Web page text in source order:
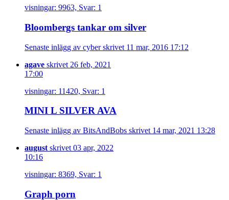
visningar: 9963, Svar: 1
Bloombergs tankar om silver
Senaste inlägg av cyber skrivet 11 mar, 2016 17:12
agave skrivet 26 feb, 2021
17:00
visningar: 11420, Svar: 1
MINI L SILVER AVA
Senaste inlägg av BitsAndBobs skrivet 14 mar, 2021 13:28
august skrivet 03 apr, 2022
10:16
visningar: 8369, Svar: 1
Graph porn